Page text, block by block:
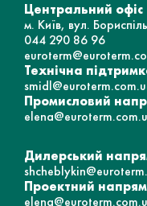
Центральний офіс
м. Київ, вул.
044 290 86 96
Технічна
Промисловий
Дилерський
Проектний